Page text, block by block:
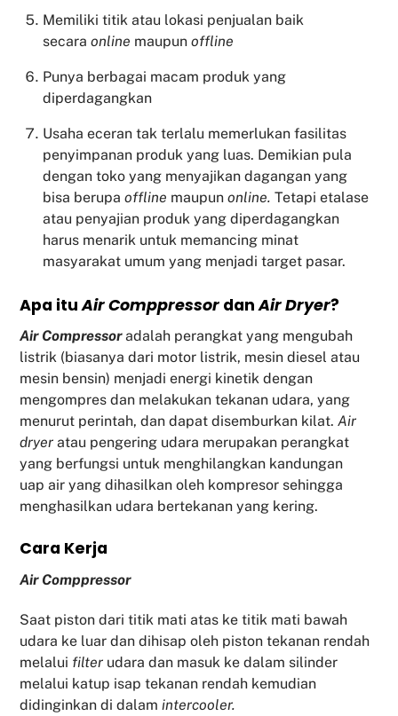
Memiliki titik atau lokasi penjualan baik
secara online maupun offline
Punya berbagai macam produk yang
diperdagangkan
Usaha eceran tak terlalu memerlukan fasilitas
penyimpanan produk yang luas. Demikian pula
dengan toko yang menyajikan dagangan yang
bisa berupa offline maupun online. Tetapi etalase
atau penyajian produk yang diperdagangkan
harus menarik untuk memancing minat
masyarakat umum yang menjadi target pasar.
Apa ituAir Comppressor danAir Dryer?
Air Compressoradalah perangkat yang mengubah
listrik (biasanya dari motor listrik, mesin diesel atau
mesin bensin) menjadi energi kinetik dengan
mengompres dan melakukan tekanan udara, yang
menurut perintah, dan dapat disemburkan kilat.Air
dryer atau pengering udara merupakan perangkat
yang berfungsi untuk menghilangkan kandungan
uap air yang dihasilkan oleh kompresor sehingga
menghasilkan udara bertekanan yang kering.
Cara Kerja
Air Comppressor
Saat piston dari titik mati atas ke titik mati bawah
udara ke luar dan dihisap oleh piston tekanan rendah
melalui filter udara dan masuk ke dalam silinder
melalui katup isap tekanan rendah kemudian
didinginkan di dalamintercooler.